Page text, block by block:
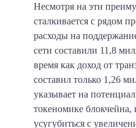
Несмотря на эти
сталкивается с рядом
расходы на
сети составили 11,8
время как доход от
составил только 1,26
указывает на
токеномике блокчейна,
усугубиться с